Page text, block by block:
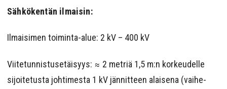
Sähkökentän ilmaisin:
Ilmaisimen toiminta-alue: 2 kV – 400 kV
Viitetunnistusetäisyys: ≈ 2 metriä 1,5 m:n korkeudelle
sijoitetusta johtimesta 1 kV jännitteen alaisena (vaihe-